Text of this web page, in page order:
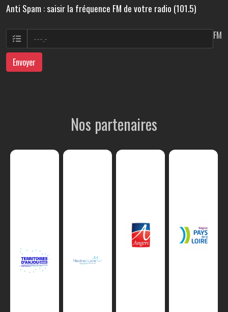
Anti Spam : saisir la fréquence FM de votre radio (101.5)
FM
Envoyer
Nos partenaires